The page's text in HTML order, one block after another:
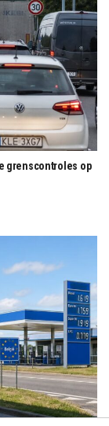
grenscontroles op